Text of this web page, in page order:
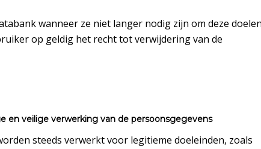
wanneer ze niet langer nodig zijn om deze doelen
op geldig het recht tot verwijdering van de
en veilige verwerking van de persoonsgegevens
steeds verwerkt voor legitieme doeleinden, zoals